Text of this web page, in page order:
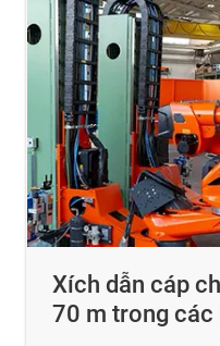
Xích dẫn cáp
70 m trong các